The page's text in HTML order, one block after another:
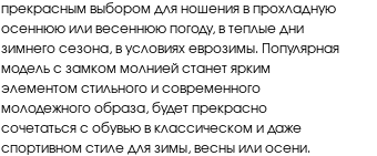
прекрасным выбором для ношения в прохладную
осеннюю или весеннюю погоду, в теплые дни
зимнего сезона, в условиях еврозимы. Популярная
модель с замком молнией станет ярким
элементом стильного и современного
молодежного образа, будет прекрасно
сочетаться с обувью в классическом и даже
спортивном стиле для зимы, весны или осени.